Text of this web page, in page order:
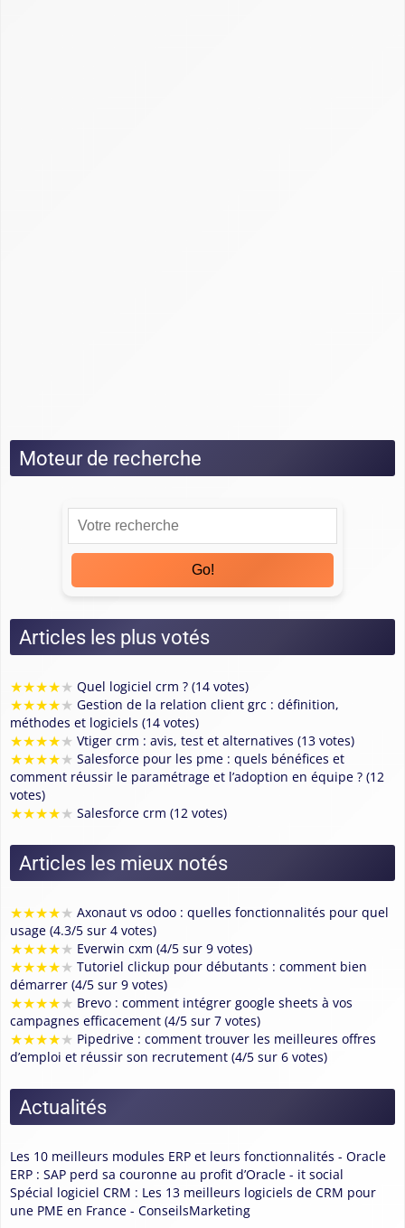
Moteur de recherche
Go!
Articles les plus votés
★★★★★ Quel logiciel crm ? (14 votes)
★★★★★ Gestion de la relation client grc : définition,
méthodes et logiciels (14 votes)
★★★★★ Vtiger crm : avis, test et alternatives (13 votes)
★★★★★ Salesforce pour les pme : quels bénéfices et
comment réussir le paramétrage et l’adoption en équipe ? (12
votes)
★★★★★ Salesforce crm (12 votes)
Articles les mieux notés
★★★★★ Axonaut vs odoo : quelles fonctionnalités pour quel
usage (4.3/5 sur 4 votes)
★★★★★ Everwin cxm (4/5 sur 9 votes)
★★★★★ Tutoriel clickup pour débutants : comment bien
démarrer (4/5 sur 9 votes)
★★★★★ Brevo : comment intégrer google sheets à vos
campagnes efficacement (4/5 sur 7 votes)
★★★★★ Pipedrive : comment trouver les meilleures offres
d’emploi et réussir son recrutement (4/5 sur 6 votes)
Actualités
Les 10 meilleurs modules ERP et leurs fonctionnalités - Oracle
ERP : SAP perd sa couronne au profit d’Oracle - it social
Spécial logiciel CRM : Les 13 meilleurs logiciels de CRM pour
une PME en France - ConseilsMarketing